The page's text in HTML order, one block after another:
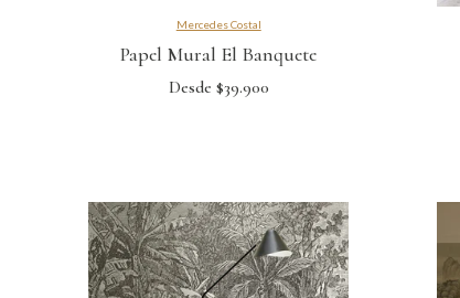
Mercedes Costal
Papel Mural El Banquete
Desde $39.900